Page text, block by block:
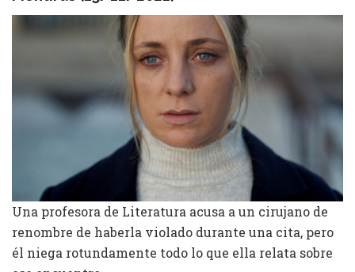
Una profesora de Literatura acusa a un cirujano de
renombre de haberla violado durante una cita, pero
él niega rotundamente todo lo que ella relata sobre